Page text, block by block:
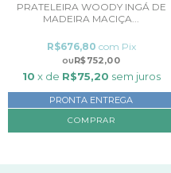
PRATELEIRA WOODY INGÁ DE
MADEIRA MACIÇA...
R$752,00
R$676,80 com Pix
10 x de R$75,20 sem juros
PRONTA ENTREGA
COMPRAR